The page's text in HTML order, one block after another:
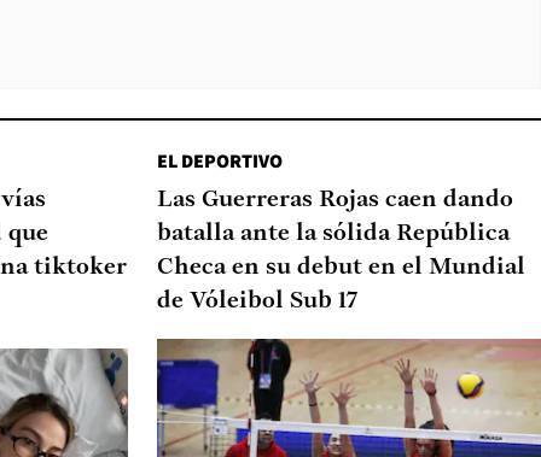
que
tiktoker
EL DEPORTIVO
Las Guerreras Rojas caen dando
batalla ante la sólida República
Checa en su debut en el Mundial
de Vóleibol Sub 17